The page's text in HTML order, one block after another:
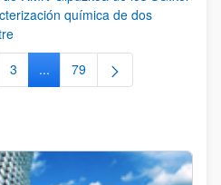
química de dos
Página
3 ...Páginas intermedias Use TAB
Página
79